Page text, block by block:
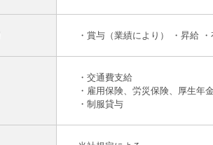
・賞与（業績により） ・昇給
・交通費支給
・雇用保険、労災保険、厚生年
・制服貸与